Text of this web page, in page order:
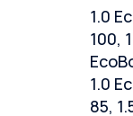
1.0
100,
1.0
85,